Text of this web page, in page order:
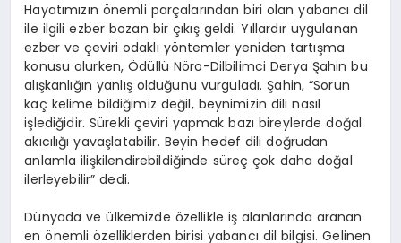
Hayatımızın önemli parçalarından biri olan yabancı dil
ile ilgili ezber bozan bir çıkış geldi. Yıllardır uygulanan
ezber ve çeviri odaklı yöntemler yeniden tartışma
konusu olurken, Ödüllü Nöro-Dilbilimci Derya Şahin bu
alışkanlığın yanlış olduğunu vurguladı. Şahin, “Sorun
kaç kelime bildiğimiz değil, beynimizin dili nasıl
işlediğidir. Sürekli çeviri yapmak bazı bireylerde doğal
akıcılığı yavaşlatabilir. Beyin hedef dili doğrudan
anlamla ilişkilendirebildiğinde süreç çok daha doğal
ilerleyebilir” dedi.
Dünyada ve ülkemizde özellikle iş alanlarında aranan
en önemli özelliklerden birisi yabancı dil bilgisi. Gelinen